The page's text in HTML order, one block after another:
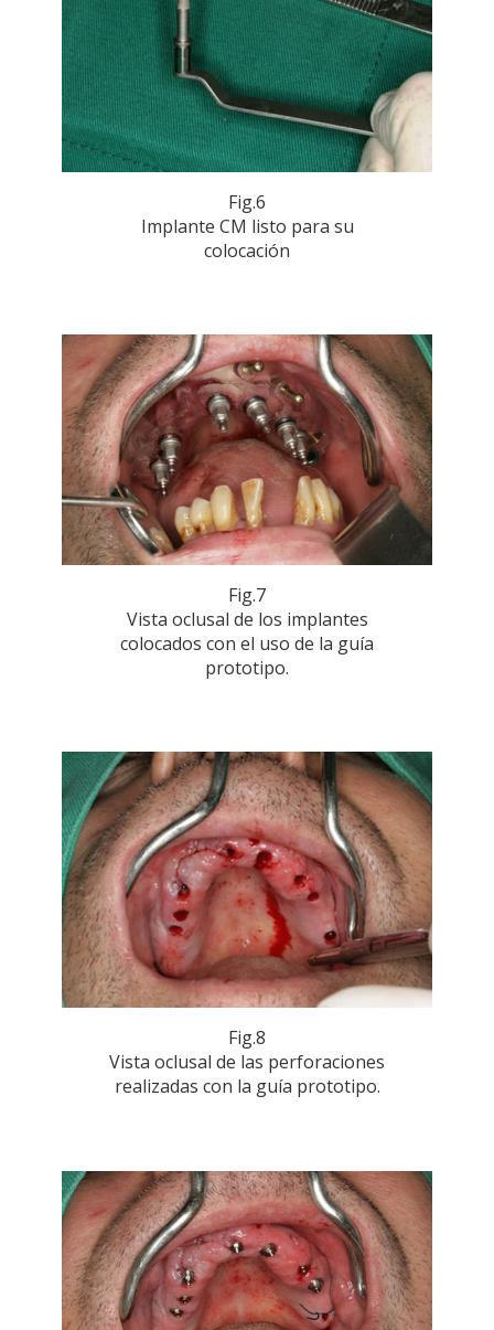
Fig.6
Implante CM listo para su
colocación
Fig.7
Vista oclusal de los implantes
colocados con el uso de la guía
prototipo.
Fig.8
Vista oclusal de las perforaciones
realizadas con la guía prototipo.